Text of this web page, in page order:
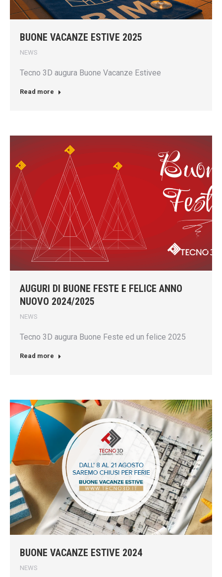
BUONE VACANZE ESTIVE 2025
NEWS
Tecno 3D augura Buone Vacanze Estivee
Read more
AUGURI DI BUONE FESTE E FELICE ANNO
NUOVO 2024/2025
NEWS
Tecno 3D augura Buone Feste ed un felice 2025
Read more
BUONE VACANZE ESTIVE 2024
NEWS